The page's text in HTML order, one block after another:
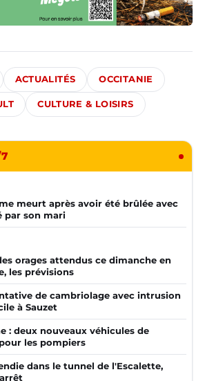
ACTUALITÉS OCCITANIE
CULTURE & LOISIRS
meurt après avoir été brûlée avec
par son mari
orages attendus ce dimanche en
les prévisions
de cambriolage avec intrusion
à Sauzet
: deux nouveaux véhicules de
les pompiers
dans le tunnel de l'Escalette,